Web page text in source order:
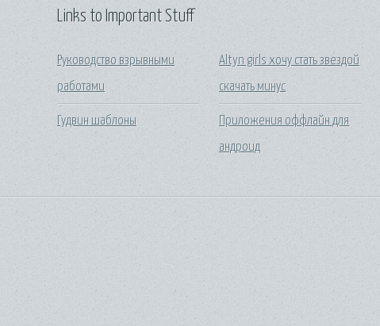
Links to Important Stuff
Руководство взрывными
работами
Гудвин шаблоны
Altyn girls хочу стать звездой
скачать минус
Приложения оффлайн для
андроид